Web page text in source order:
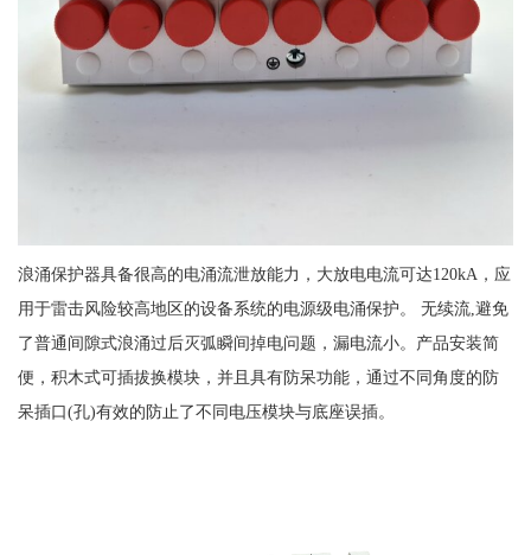
浪涌保护器具备很高的电涌流泄放能力，大放电电流可达120kA，应
用于雷击风险较高地区的设备系统的电源级电涌保护。 无续流,避免
了普通间隙式浪涌过后灭弧瞬间掉电问题，漏电流小。产品安装简
便，积木式可插拔换模块，并且具有防呆功能，通过不同角度的防
呆插口(孔)有效的防止了不同电压模块与底座误插。